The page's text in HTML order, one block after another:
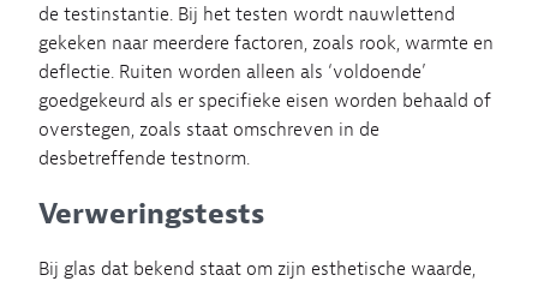
de testinstantie. Bij het testen wordt nauwlettend
gekeken naar meerdere factoren, zoals rook, warmte en
deflectie. Ruiten worden alleen als ‘voldoende’
goedgekeurd als er specifieke eisen worden behaald of
overstegen, zoals staat omschreven in de
desbetreffende testnorm.
Verweringstests
Bij glas dat bekend staat om zijn esthetische waarde,